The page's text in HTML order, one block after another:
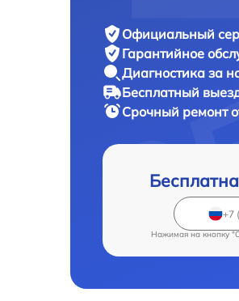
Официальный
Гарантийное
Диагностика за
Бесплатный
Срочный ремонт
Нажимая на кнопку